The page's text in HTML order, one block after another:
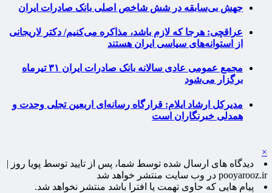
جهش بی‌سابقه در شش شاخص اصلی بانک صادرات ایران
عراقچی: هرجا که لازم باشد، مذاکره می‌کنیم/ دکتر لاریجانی
از استوانه‌های سیاسی ایران هستند
مجمع عمومی عادی سالانه بانک صادرات ایران ۳۱ تیرماه
برگزار می‌شود
مدیرکل ارشاد ایلام: قرارگاه رسانه‌ای اربعین تجلی وحدت و
همدلی خبرنگاران است
×
دیدگاه های ارسال شده توسط شما، پس از تایید توسط پویا روز |
pooyarooz.ir در وب سایت منتشر خواهد شد
پیام هایی که حاوی تهمت یا افترا باشد منتشر نخواهد شد.